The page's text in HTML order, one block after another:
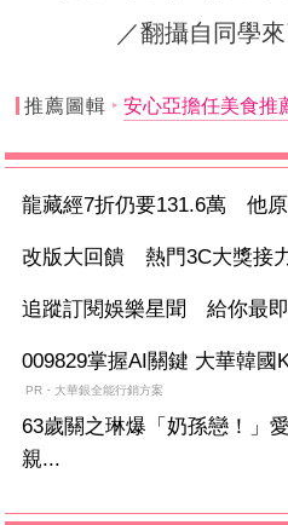
／翻攝自同學來
推薦圖輯 安心亞擔任美食推
龍藏經7折仍要131.6萬 他
改版大回饋 熱門3C大獎接
追蹤訂閱娛樂星聞 給你最
009829掌握AI關鍵 大華韓國
PR・大華銀全能行銷方案
63歲關之琳爆「奶孫戀！」
親...